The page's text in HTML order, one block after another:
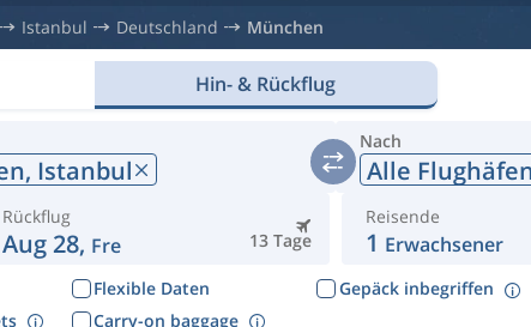
Istanbul Deutschland München
Hin- & Rückflug
Istanbul
Nach
Alle
13 Tage
Rückflug
Aug 28, Fre
Reisende
1 Erwachsener
Flexible Daten
Gepäck inbegriffen
Carry-on baggage